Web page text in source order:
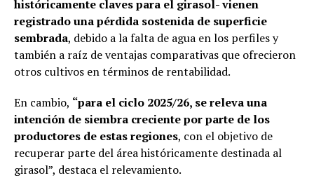
históricamente claves para el girasol- vienen
registrado una pérdida sostenida de superficie
sembrada, debido a la falta de agua en los perfiles y
también a raíz de ventajas comparativas que ofrecieron
otros cultivos en términos de rentabilidad.
En cambio, “para el ciclo 2025/26, se releva una
intención de siembra creciente por parte de los
productores de estas regiones, con el objetivo de
recuperar parte del área históricamente destinada al
girasol”, destaca el relevamiento.